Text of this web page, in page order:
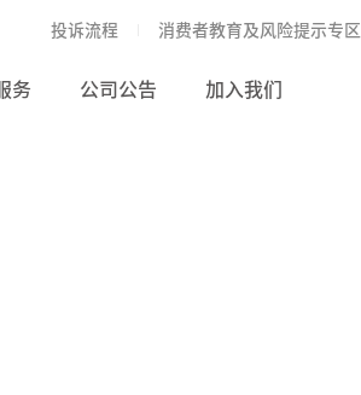
投诉流程 消费者教育及风险提示专区
务 公司公告 加入我们